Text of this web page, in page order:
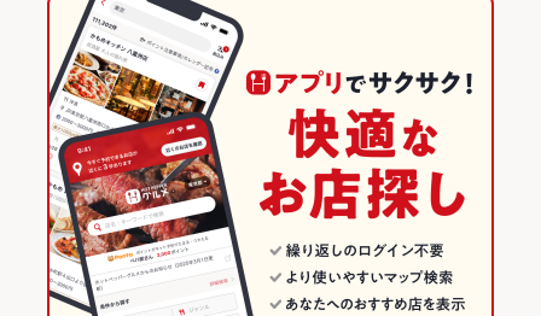
飲み放題 あり ：レモンサワー60分飲み放題550円♪
食べ放題 あり
お子様連れ お子様連れ歓迎
ウェディン
グパーティ
ー二次会
－
肉匠たけ田 奈良広陵本店
西川口 焼肉ホルモンたけ田
飯能焼肉ホルモンたけ田
その他の関連店舗
焼肉・ホルモン
新宿 × 焼肉・ホルモン
新宿 × 焼肉
西武新宿駅 × 焼肉・ホルモン
西武新宿駅 × 焼肉
東京 × 居酒屋
東京 × 和風
東京 × 焼肉・ホルモン
東京 × 焼肉
新宿のグルメランキング
新宿の居酒屋ランキング
歌舞伎町のグルメランキング
歌舞伎町の居酒屋ランキング